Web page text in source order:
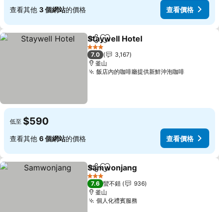
查看其他 3 個網站的價格 查看價格
分享 加入我的最愛
Staywell Hotel
3 星級
7.0
3,167
釜山
飯店內的咖啡廳提供新鮮沖泡咖啡查看價格
低至 $590
查看其他 6 個網站的價格 查看價格
分享 加入我的最愛
Samwonjang
3 星級
7.6 蠻不錯
936
釜山
個人化禮賓服務